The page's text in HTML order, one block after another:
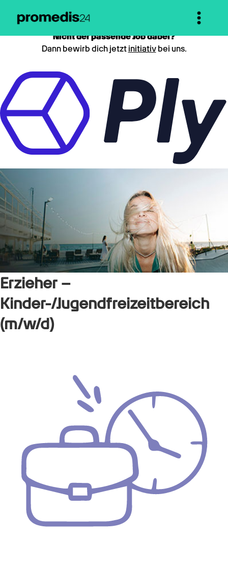
Nicht der passende Job dabei?
Dann bewirb dich jetzt initiativbei uns.
Erzieher –
Kinder-/Jugendfreizeitbereich
(m/w/d)